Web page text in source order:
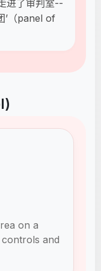
进了审判室--
’（panel of
on a
and